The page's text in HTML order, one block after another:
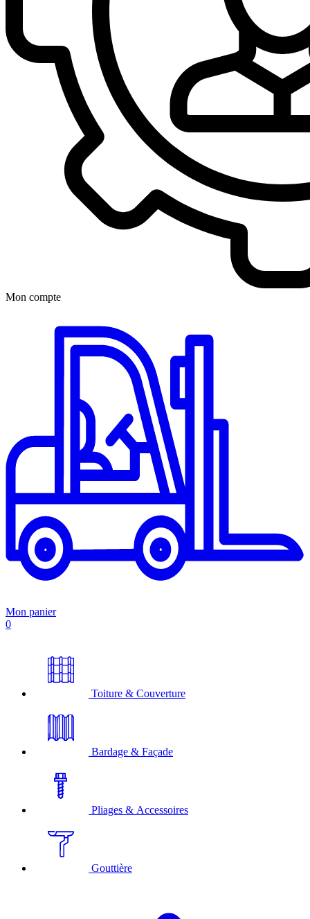
Mon compte
Mon panier
0
Toiture & Couverture
Bardage & Façade
Pliages & Accessoires
Gouttière